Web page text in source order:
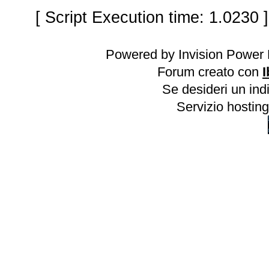
[ Script Execution time:
Powered by Invision
Forum creato con
Se desideri un
Servizio